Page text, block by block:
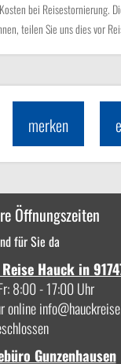
bei Reisestornierung.
teilen Sie uns dies vor
merken
Öffnungszeiten
für Sie da
Hauck in
8:00 - 17:00 Uhr
onlineinfo
Gunzenhausen